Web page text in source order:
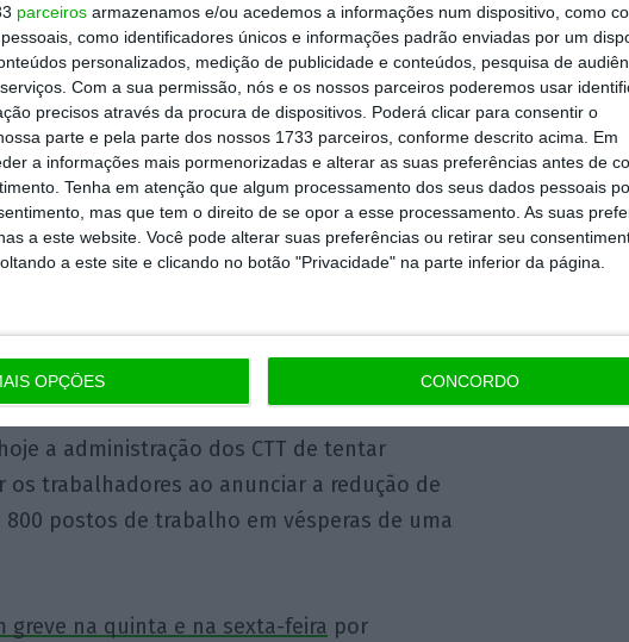
parceiros armazenamos e/ou acedemos a informações num dispositivo, como
como identificadores únicos e informações padrão enviadas por um
personalizados, medição de publicidade e conteúdos, pesquisa de
Com a sua permissão, nós e os nossos parceiros poderemos usar
precisos através da procura de dispositivos. Poderá clicar para consentir o
parte e pela parte dos nossos 1733 parceiros, conforme descrito acima. Em
a informações mais pormenorizadas e alterar as suas preferências antes de
Tenha em atenção que algum processamento dos seus dados pessoais
mas que tem o direito de se opor a esse processamento. As suas
a este website. Você pode alterar suas preferências ou retirar seu
a este site e clicando no botão "Privacidade" na parte inferior da página.
OPÇÕES CONCORDO
não chegou” ao Palácio de Belém.
Portugal,empresa que emprega 6.700
de reestruturação
que prevê uma
redução
de três anos, justificada com a queda do
à Comissão do Mercado de Valores
que estãoprevistasreduções entre 15% e
executivose não executivos da
de uma nota à imprensa, o Sindicato dos
dos Correios e Telecomunicações
a administração dos CTT de tentar
os trabalhadores ao anunciar a redução de
800 postos de trabalho em vésperas de uma
greve na quinta e na sexta-feira por